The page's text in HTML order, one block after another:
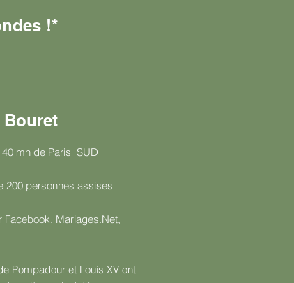
!*
Bouret
mn de Paris SUD
200 personnes assises
Mariages.Net,
Pompadour et Louis XV ont